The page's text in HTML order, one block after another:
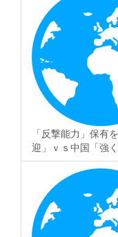
「反撃能力」保有
迎」ｖｓ中国「強く